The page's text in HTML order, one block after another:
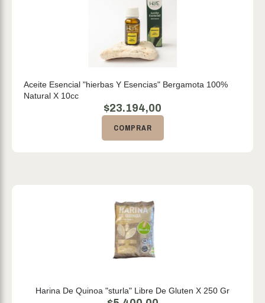
Aceite Esencial "hierbas Y Esencias" Bergamota 100%
Natural X 10cc
$23.194,00
COMPRAR
Harina De Quinoa "sturla" Libre De Gluten X 250 Gr